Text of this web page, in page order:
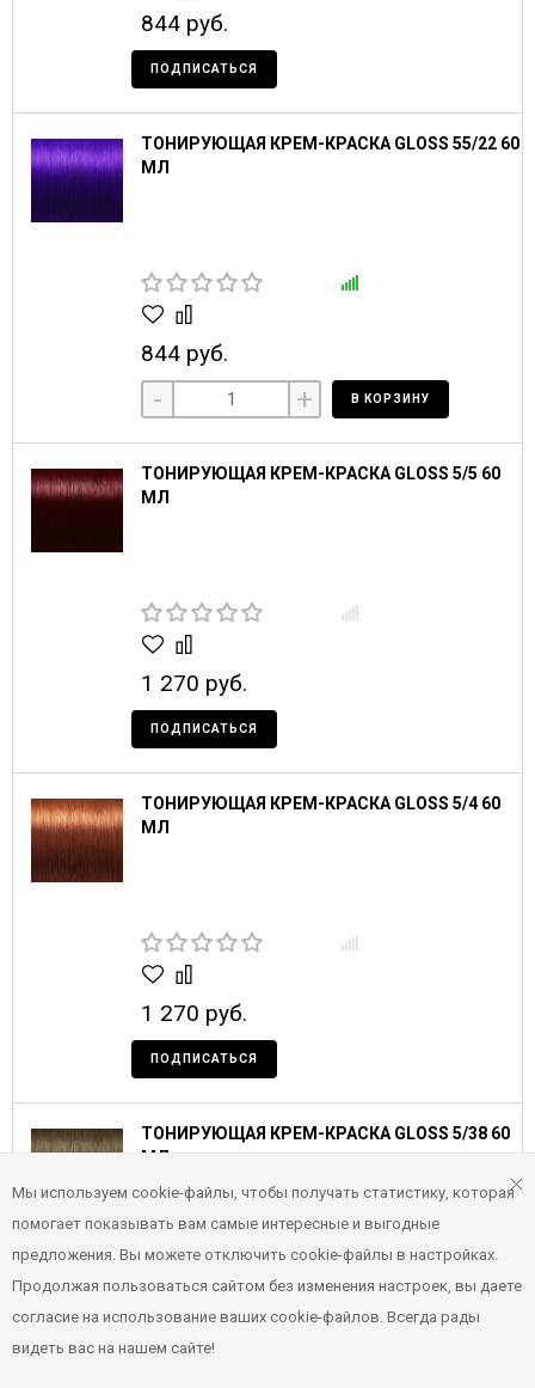
844 руб.
ПОДПИСАТЬСЯ
ТОНИРУЮЩАЯ КРЕМ-КРАСКА GLOSS 55/22 60
МЛ
844 руб.
- + В КОРЗИНУ
ТОНИРУЮЩАЯ КРЕМ-КРАСКА GLOSS 5/5 60
МЛ
1 270 руб.
ПОДПИСАТЬСЯ
ТОНИРУЮЩАЯ КРЕМ-КРАСКА GLOSS 5/4 60
МЛ
1 270 руб.
ПОДПИСАТЬСЯ
ТОНИРУЮЩАЯ КРЕМ-КРАСКА GLOSS 5/38 60
МЛ
1 270 руб.
Мы используем cookie-файлы, чтобы получать статистику, которая
помогает показывать вам самые интересные и выгодные
предложения. Вы можете отключить cookie-файлы в настройках.
Продолжая пользоваться сайтом без изменения настроек, вы даете
согласие на использование ваших cookie-файлов. Всегда рады
видеть вас на нашем сайте!